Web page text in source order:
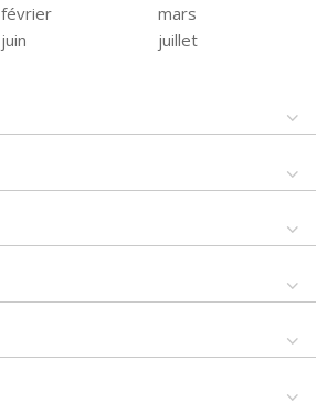
février
mars
juin
juillet